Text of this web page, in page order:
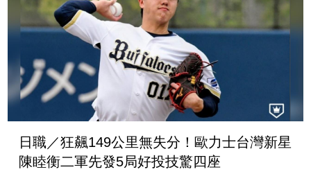
日職／狂飆149公里無失分！歐力士台灣新星
陳睦衡二軍先發5局好投技驚四座